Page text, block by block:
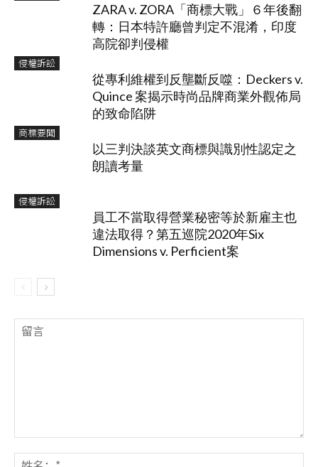
ZARA v. ZORA「商標大戰」６年後翻
轉：日本特許廳曾判定不混淆，印度
高院卻判侵權
侵權訴訟
從專利維權到反壟斷反噬：Deckers v.
Quince 案揭示時尚品牌商業外觀佈局
的致命陷阱
商標要聞
以三判決談英文商標與識別性認定之
朗讀考量
侵權訴訟
員工不當取得營業秘密等於新雇主也
違法取得？第五巡院2020年Six
Dimensions v. Perficient案